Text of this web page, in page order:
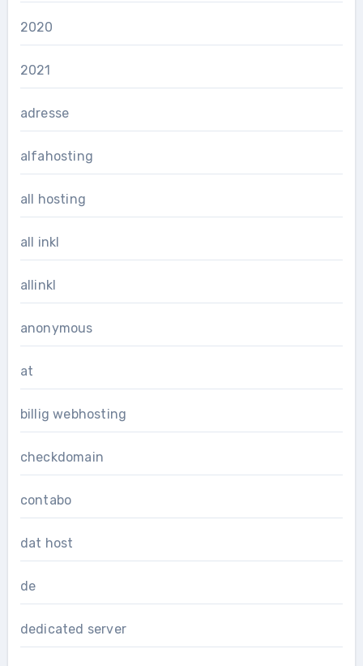
2020
2021
adresse
alfahosting
all hosting
all inkl
allinkl
anonymous
at
billig webhosting
checkdomain
contabo
dat host
de
dedicated server